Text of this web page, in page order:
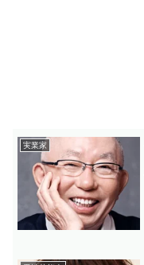
実業家